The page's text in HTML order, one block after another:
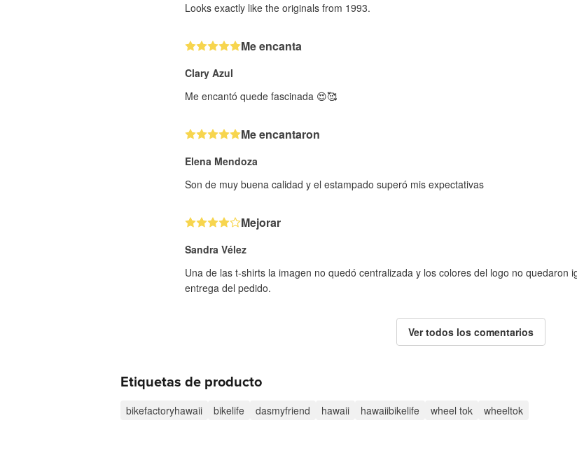
Looks exactly like the originals from 1993.
Me encanta
Clary Azul
Me encantó quede fascinada 😍🥰
Me encantaron
Elena Mendoza
Son de muy buena calidad y el estampado superó mis expectativas
Mejorar
Sandra Vélez
Una de las t-shirts la imagen no quedó centralizada y los colores del logo no quedaron
entrega del pedido.
Ver todos los comentarios
Etiquetas de producto
bikefactoryhawaii bikelife dasmyfriend hawaii hawaiibikelife wheel tok wheeltok